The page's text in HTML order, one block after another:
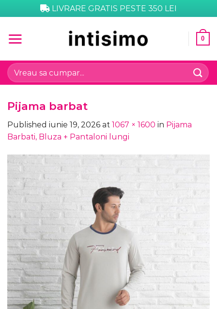
to
LIVRARE GRATIS PESTE 350 LEI
0
Caută
după:
Pijama barbat
Published iunie 19, 2026 at 1067 × 1600 in Pijama
Barbati, Bluza + Pantaloni lungi